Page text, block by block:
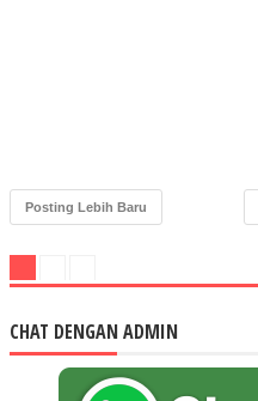
Posting Lebih Baru
CHAT DENGAN ADMIN